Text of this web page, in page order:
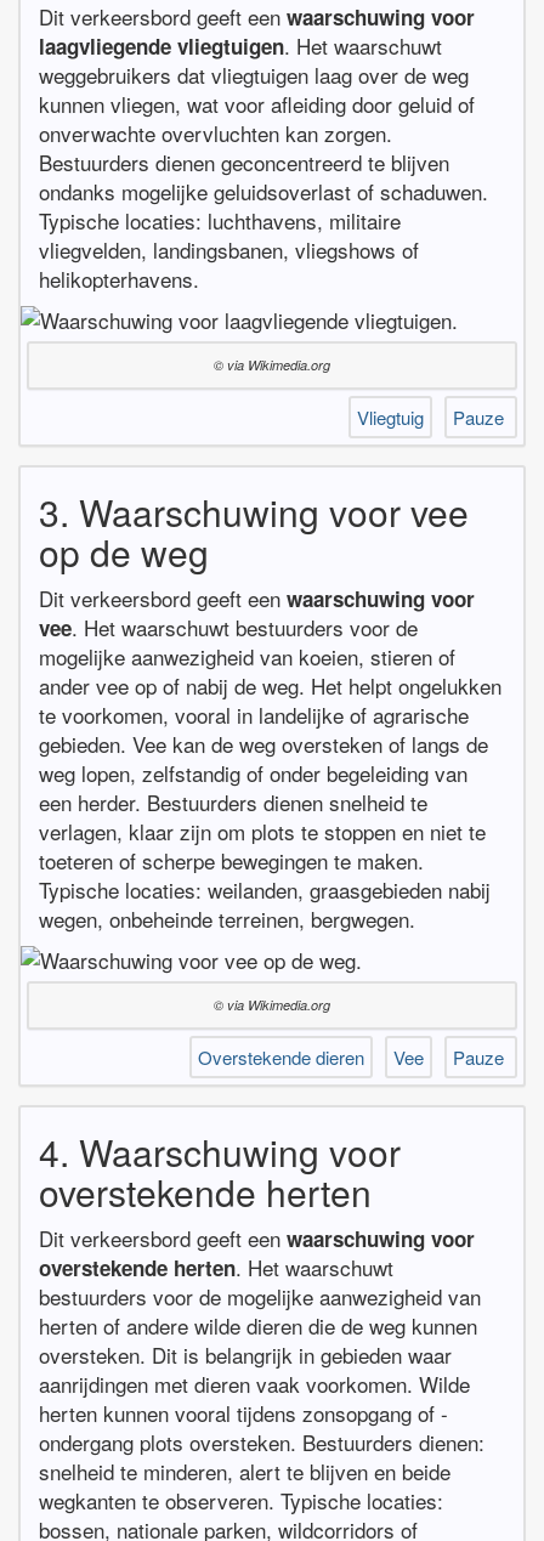
Dit verkeersbord geeft een waarschuwing voor
laagvliegende vliegtuigen. Het waarschuwt
weggebruikers dat vliegtuigen laag over de weg
kunnen vliegen, wat voor afleiding door geluid of
onverwachte overvluchten kan zorgen.
Bestuurders dienen geconcentreerd te blijven
ondanks mogelijke geluidsoverlast of schaduwen.
Typische locaties: luchthavens, militaire
vliegvelden, landingsbanen, vliegshows of
helikopterhavens.
© via Wikimedia.org
Vliegtuig Pauze
3. Waarschuwing voor vee
op de weg
Dit verkeersbord geeft een waarschuwing voor
vee. Het waarschuwt bestuurders voor de
mogelijke aanwezigheid van koeien, stieren of
ander vee op of nabij de weg. Het helpt ongelukken
te voorkomen, vooral in landelijke of agrarische
gebieden. Vee kan de weg oversteken of langs de
weg lopen, zelfstandig of onder begeleiding van
een herder. Bestuurders dienen snelheid te
verlagen, klaar zijn om plots te stoppen en niet te
toeteren of scherpe bewegingen te maken.
Typische locaties: weilanden, graasgebieden nabij
wegen, onbeheinde terreinen, bergwegen.
© via Wikimedia.org
Overstekende dieren Vee Pauze
4. Waarschuwing voor
overstekende herten
Dit verkeersbord geeft een waarschuwing voor
overstekende herten. Het waarschuwt
bestuurders voor de mogelijke aanwezigheid van
herten of andere wilde dieren die de weg kunnen
oversteken. Dit is belangrijk in gebieden waar
aanrijdingen met dieren vaak voorkomen. Wilde
herten kunnen vooral tijdens zonsopgang of -
ondergang plots oversteken. Bestuurders dienen:
snelheid te minderen, alert te blijven en beide
wegkanten te observeren. Typische locaties:
bossen, nationale parken, wildcorridors of